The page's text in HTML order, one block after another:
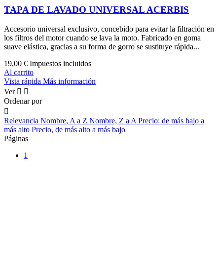
TAPA DE LAVADO UNIVERSAL ACERBIS
Accesorio universal exclusivo, concebido para evitar la filtración en
los filtros del motor cuando se lava la moto. Fabricado en goma
suave elástica, gracias a su forma de gorro se sustituye rápida...
19,00 € Impuestos incluidos
Al carrito
Vista rápida Más información
Ver  
Ordenar por

Relevancia Nombre, A a Z Nombre, Z a A Precio: de más bajo a
más alto Precio, de más alto a más bajo
Páginas
1